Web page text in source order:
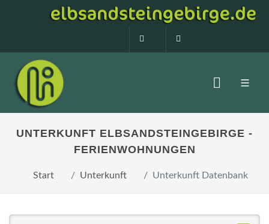
0160 99873408
UNTERKUNFT ELBSANDSTEINGEBIRGE -
FERIENWOHNUNGEN
Start Unterkunft Unterkunft Datenbank